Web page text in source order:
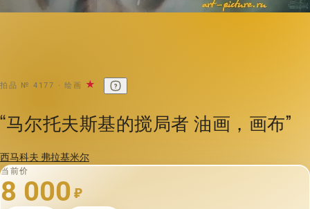
拍品 № 4177 · 绘画 ★
“马尔托夫斯基的搅局者 油画，画布”
西马科夫 弗拉基米尔
当前价
8 000 ₽